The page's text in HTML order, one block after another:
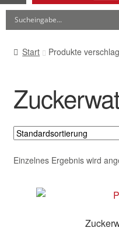
Start Produkte
Einzelnes Ergebnis wird